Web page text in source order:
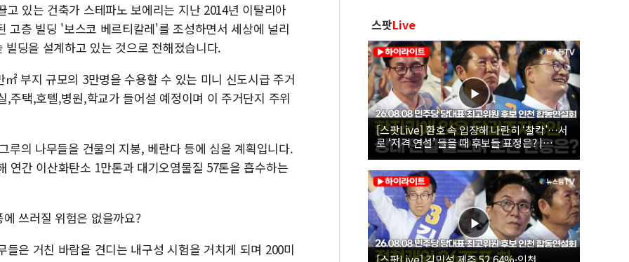
있는 건축가 스테파노 보에리는 지난 2014년 이탈리아
고층 빌딩 '보스코 베르티칼레'를 조성하면서 세상에 널리
딩을 설계하고 있는 것으로 전해졌습니다.
부지 규모의 3만명을 수용할 수 있는 미니 신도시급 주거
주택,호텔,병원,학교가 들어설 예정이며 이 주거단지 주위
루의 나무들을 건물의 지붕, 베란다 등에 심을 계획입니다.
연간 이산화탄소 1만톤과 대기오염물질 57톤을 흡수하는
쓰러질 위험은 없을까요?
은 거친 바람을 견디는 내구성 시험을 거치게 되며 200미
스팟Live
[스팟Live] 환호 속 입장해 나란히 ‘찰칵’…서
로 ‘저격 연설’ 들을 때 후보들 표정은? |
26.08.08 더불어민주당 당대표·최고위원 후
보 인천 합동연설회